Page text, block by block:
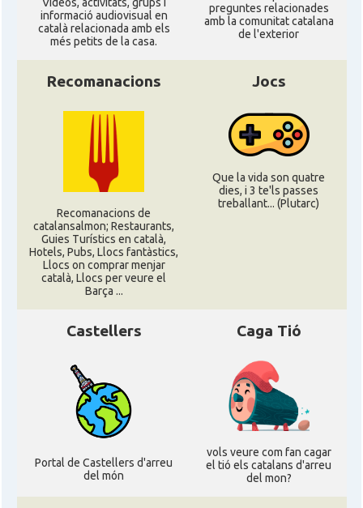
informació audiovisual en
català relacionada amb els
més petits de la casa.
preguntes relacionades
amb la comunitat catalana
de l'exterior
Recomanacions
Recomanacions de
catalansalmon; Restaurants,
Guies Turístics en català,
Hotels, Pubs, Llocs fantàstics,
Llocs on comprar menjar
català, Llocs per veure el
Barça ...
Jocs
Que la vida son quatre
dies, i 3 te'ls passes
treballant... (Plutarc)
Castellers
Portal de Castellers d'arreu
del món
Caga Tió
vols veure com fan cagar
el tió els catalans d'arreu
del mon?